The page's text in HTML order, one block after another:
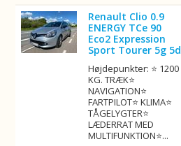
Renault Clio 0.9
ENERGY TCe 90
Eco2 Expression
Sport Tourer 5g 5d
Højdepunkter: ⭐ 1200
KG. TRÆK⭐
NAVIGATION⭐
FARTPILOT⭐ KLIMA⭐
TÅGELYGTER⭐
LÆDERRAT MED
MULTIFUNKTION⭐...